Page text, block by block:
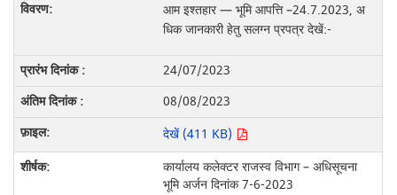
आम इश्तहार — भूमि आपत्ति –24.7.2023, अ
धिक जानकारी हेतु सलग्न प्रपत्र देखें:-
24/07/2023
08/08/2023
देखें (411 KB)
कार्यालय कलेक्टर राजस्व विभाग – अधिसूचना
भूमि अर्जन दिनांक 7-6-2023